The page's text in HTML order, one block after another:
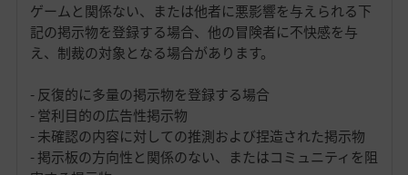
ゲームと関係ない、または他者に悪影響を与えられる下
記の掲示物を登録する場合、他の冒険者に不快感を与
え、制裁の対象となる場合があります。
- 反復的に多量の掲示物を登録する場合
- 営利目的の広告性掲示物
- 未確認の内容に対しての推測および捏造された掲示物
- 掲示板の方向性と関係のない、またはコミュニティを阻